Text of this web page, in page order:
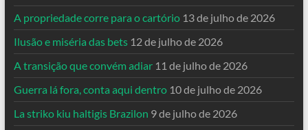
A propriedade corre para o cartório 13 de julho de 2026
Ilusão e miséria das bets 12 de julho de 2026
A transição que convém adiar 11 de julho de 2026
Guerra lá fora, conta aqui dentro 10 de julho de 2026
La striko kiu haltigis Brazilon 9 de julho de 2026